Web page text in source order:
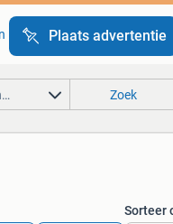
Plaats advertentie
Zoek
Sorteer